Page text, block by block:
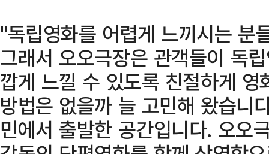
"독립영화를 어렵게 느끼시는 분
그래서 오오극장은 관객들이 독
깝게 느낄 수 있도록 친절하게
방법은 없을까 늘 고민해 왔습니
민에서 출발한 공간입니다. 오오